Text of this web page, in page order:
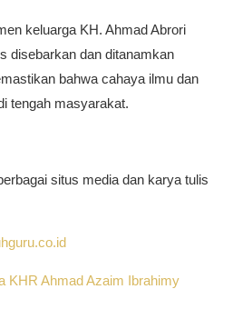
keluarga KH. Ahmad Abrori
disebarkan dan ditanamkan
bahwa cahaya ilmu dan
tengah masyarakat.
situs media dan karya tulis
KHR Ahmad Azaim Ibrahimy